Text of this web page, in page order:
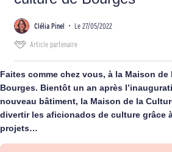
Clélia Pinel • Le 27/05/2022
Article partenaire
Faites comme chez vous, à la Maison de
Bourges. Bientôt un an après
nouveau bâtiment, la Maison de la
divertir les aficionados de culture grâce
projets…